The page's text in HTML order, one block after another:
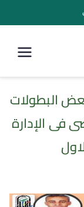
البطولات
فى الإدارة